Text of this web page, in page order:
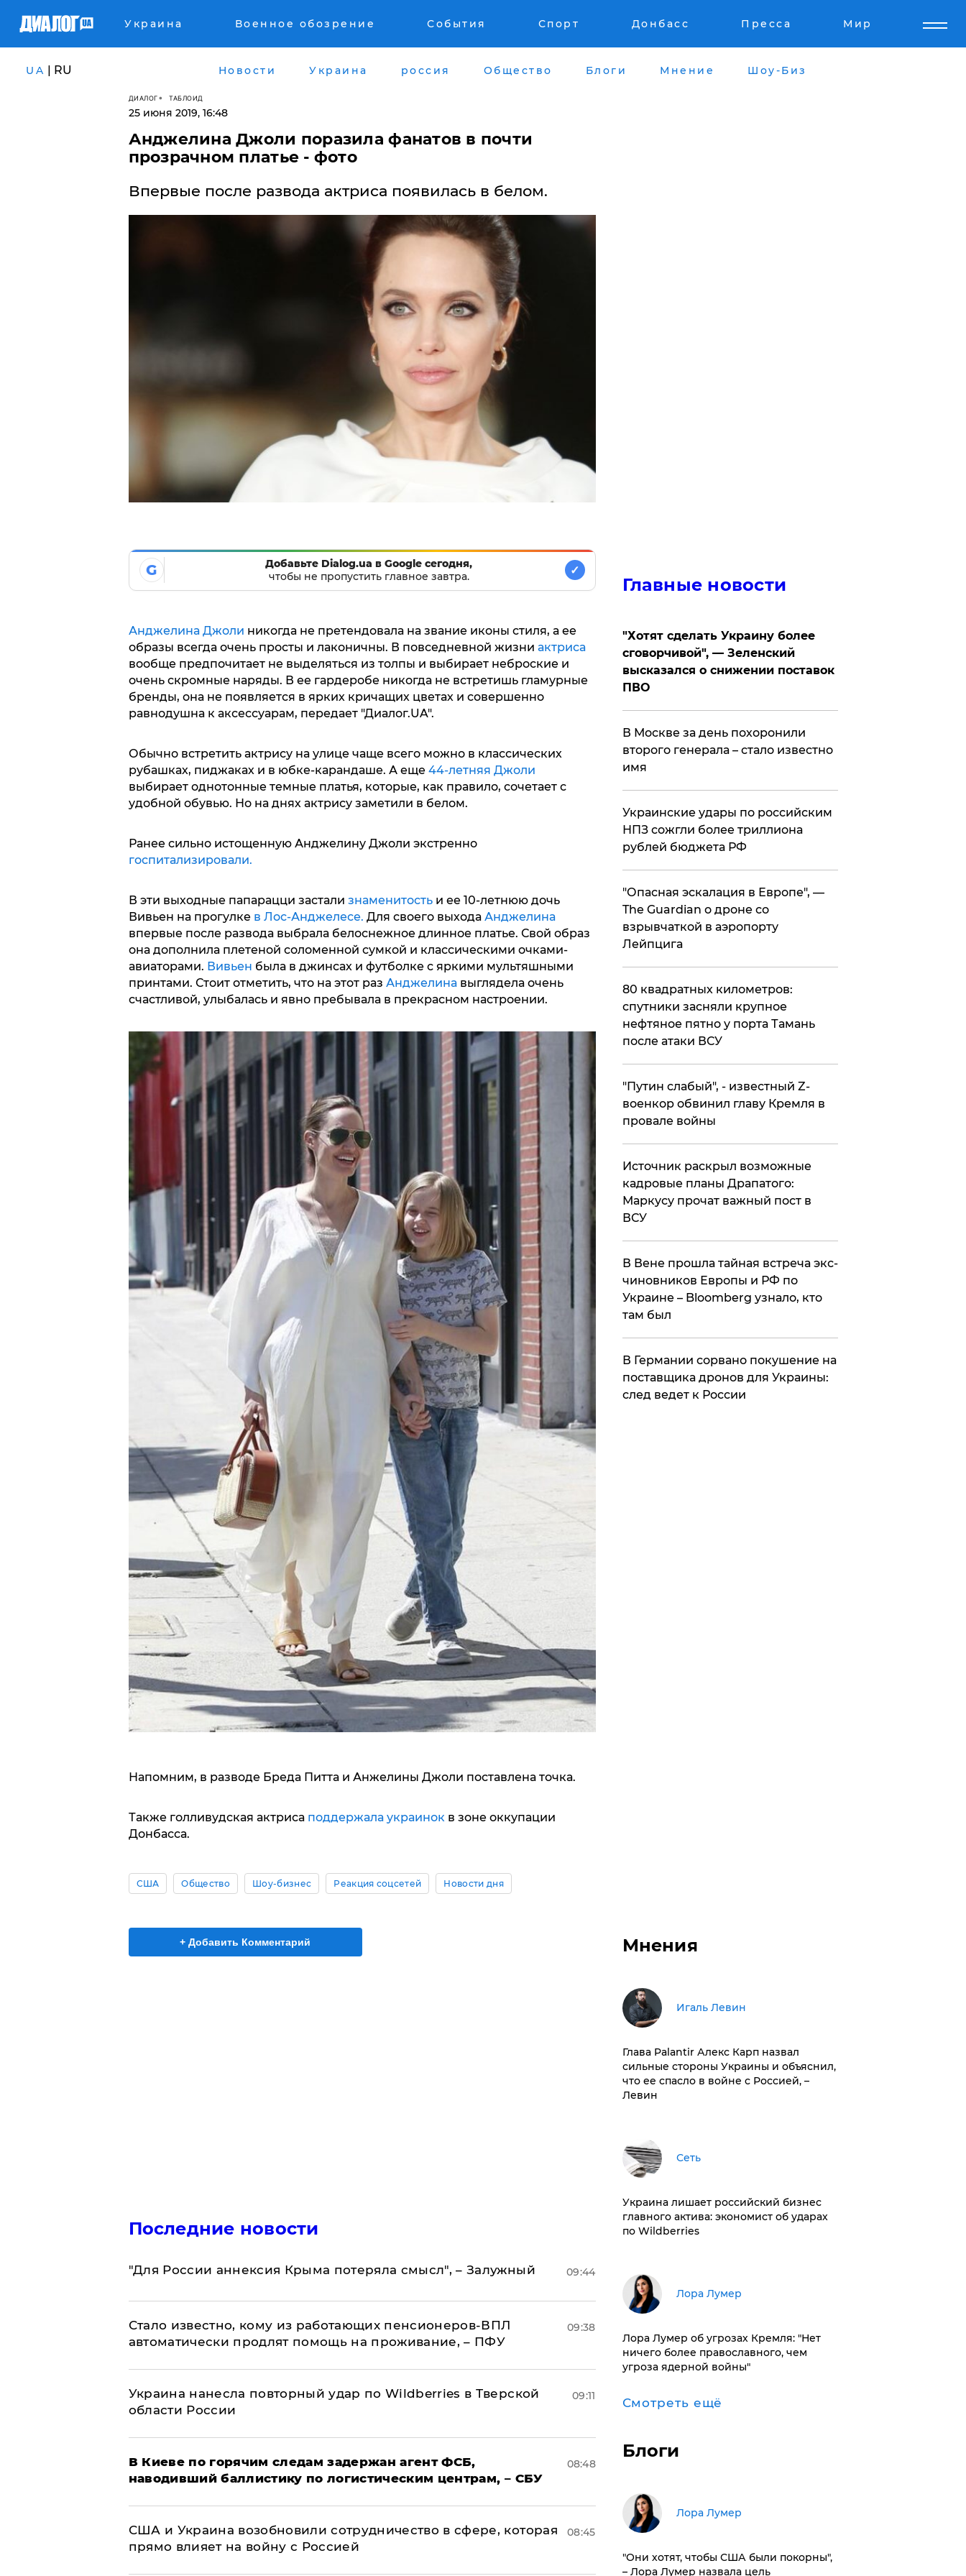
Украина Военное обозрение События Спорт Донбасс Пресса Мир
UA | RU Новости Украина россия Общество Блоги Мнение Шоу-Биз
ДИАЛОГ ТАБЛОИД
25 июня 2019, 16:48
Анджелина Джоли поразила фанатов в почти
прозрачном платье - фото
Впервые после развода актриса появилась в белом.
G
Добавьте Dialog.ua в Google сегодня,
чтобы не пропустить главное завтра.
✓
Анджелина Джоли никогда не претендовала на звание иконы стиля, а ее
образы всегда очень просты и лаконичны. В повседневной жизни актриса
вообще предпочитает не выделяться из толпы и выбирает неброские и
очень скромные наряды. В ее гардеробе никогда не встретишь гламурные
бренды, она не появляется в ярких кричащих цветах и совершенно
равнодушна к аксессуарам, передает "Диалог.UA".
Обычно встретить актрису на улице чаще всего можно в классических
рубашках, пиджаках и в юбке-карандаше. А еще44-летняя Джоли
выбирает однотонные темные платья, которые, как правило, сочетает с
удобной обувью. Но на днях актрису заметили в белом.
Ранее сильно истощенную Анджелину Джоли экстренно
госпитализировали.
В эти выходные папарацци застали знаменитость и ее 10-летнюю дочь
Вивьен на прогулке в Лос-Анджелесе. Для своего выхода Анджелина
впервые после развода выбрала белоснежное длинное платье. Свой образ
она дополнила плетеной соломенной сумкой и классическими очками-
авиаторами. Вивьен была в джинсах и футболке с яркими мультяшными
принтами. Стоит отметить, что на этот раз Анджелинавыглядела очень
счастливой, улыбалась и явно пребывала в прекрасном настроении.
Напомним, в разводе Бреда Питта и Анжелины Джоли поставлена точка.
Также голливудская актриса поддержала украинок в зоне оккупации
Донбасса.
США Общество Шоу-бизнес Реакция соцсетей Новости дня
+ Добавить Комментарий
Последние новости
"Для России аннексия Крыма потеряла смысл", – Залужный 09:44
Стало известно, кому из работающих пенсионеров-ВПЛ
автоматически продлят помощь на проживание, – ПФУ
09:38
Украина нанесла повторный удар по Wildberries в Тверской
области России
09:11
В Киеве по горячим следам задержан агент ФСБ,
наводивший баллистику по логистическим центрам, – СБУ
08:48
США и Украина возобновили сотрудничество в сфере, которая
прямо влияет на войну с Россией
08:45
Главные новости
​"Хотят сделать Украину более
сговорчивой", — Зеленский
высказался о снижении поставок
ПВО
В Москве за день похоронили
второго генерала – стало известно
имя
Украинские удары по российским
НПЗ сожгли более триллиона
рублей бюджета РФ
"Опасная эскалация в Европе", —
The Guardian о дроне со
взрывчаткой в аэропорту
Лейпцига
80 квадратных километров:
спутники засняли крупное
нефтяное пятно у порта Тамань
после атаки ВСУ
​"Путин слабый", - известный Z-
военкор обвинил главу Кремля в
провале войны
​Источник раскрыл возможные
кадровые планы Драпатого:
Маркусу прочат важный пост в
ВСУ
В Вене прошла тайная встреча экс-
чиновников Европы и РФ по
Украине – Bloomberg узнало, кто
там был
​В Германии сорвано покушение на
поставщика дронов для Украины:
след ведет к России
Мнения
Игаль Левин
Глава Palantir Алекс Карп назвал
сильные стороны Украины и объяснил,
что ее спасло в войне с Россией, –
Левин
Сеть
​Украина лишает российский бизнес
главного актива: экономист об ударах
по Wildberries
​Лора Лумер
Лора Лумер об угрозах Кремля: "Нет
ничего более православного, чем
угроза ядерной войны"
Смотреть ещё
Блоги
​Лора Лумер
"Они хотят, чтобы США были покорны",
– Лора Лумер назвала цель